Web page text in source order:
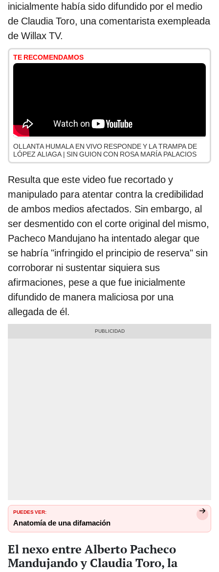
inicialmente había sido difundido por el medio
de Claudia Toro, una comentarista exempleada
de Willax TV.
TE RECOMENDAMOS
OLLANTA HUMALA EN VIVO RESPONDE Y LA TRAMPA DE
LÓPEZ ALIAGA | SIN GUION CON ROSA MARÍA PALACIOS
Resulta que este video fue recortado y
manipulado para atentar contra la credibilidad
de ambos medios afectados. Sin embargo, al
ser desmentido con el corte original del mismo,
Pacheco Mandujano ha intentado alegar que
se habría "infringido el principio de reserva" sin
corroborar ni sustentar siquiera sus
afirmaciones, pese a que fue inicialmente
difundido de manera maliciosa por una
allegada de él.
PUEDES VER:
Anatomía de una difamación
El nexo entre Alberto Pacheco
Mandujando y Claudia Toro, la